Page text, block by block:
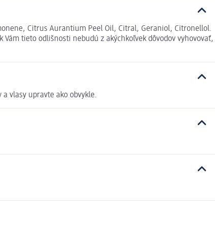
Citrus Aurantium Peel Oil, Citral, Geraniol, Citronellol.
tieto odlišnosti nebudú z akýchkoľvek dôvodov vyhovovať,
vlasy upravte ako obvykle.